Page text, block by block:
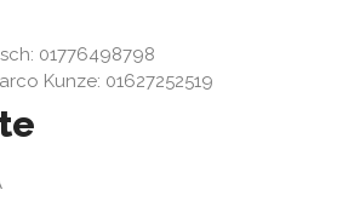
01776498798
Kunze: 01627252519